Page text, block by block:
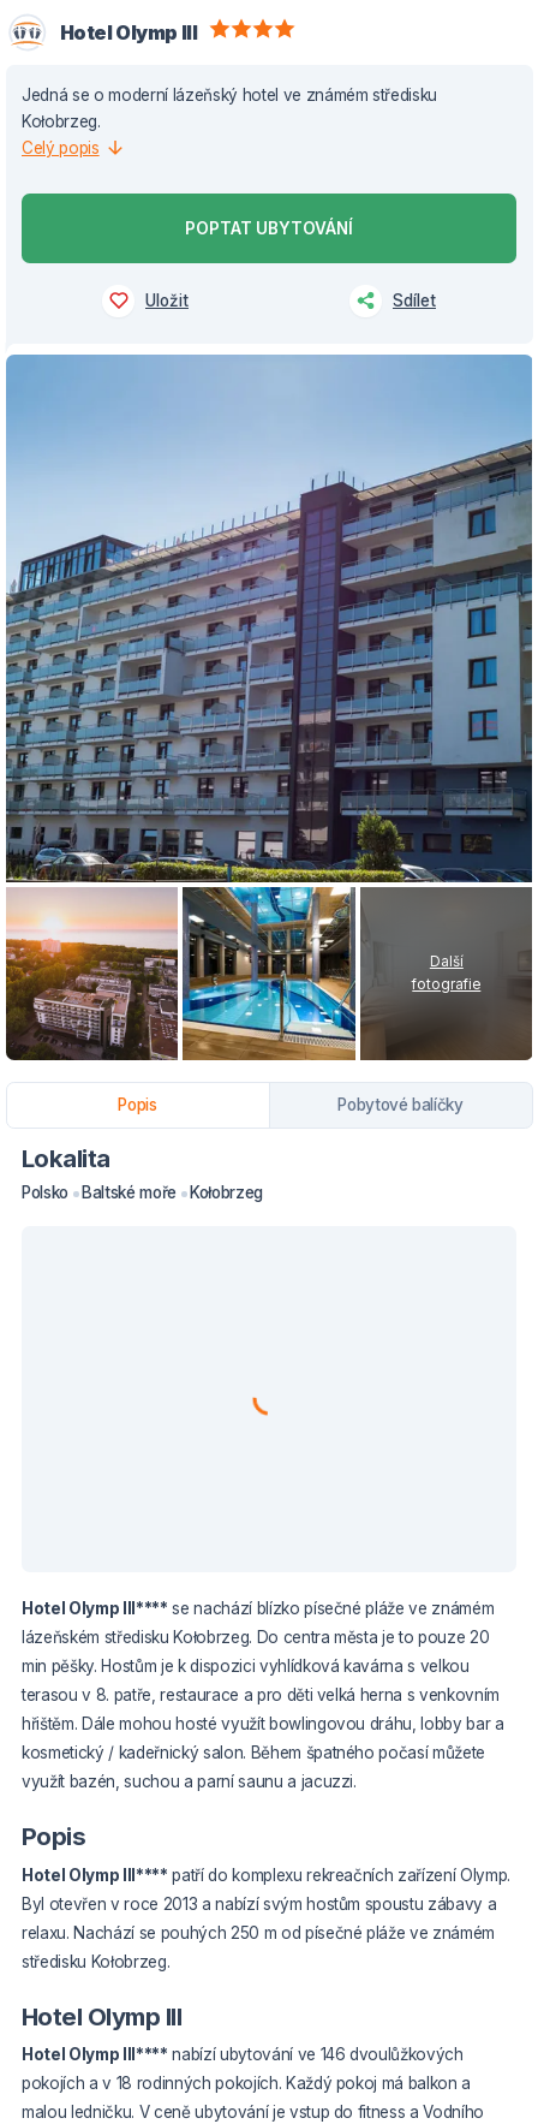
Hotel Olymp III
Jedná se o moderní lázeňský hotel ve známém středisku
Kołobrzeg.
Celý popis
POPTAT UBYTOVÁNÍ
Uložit Sdílet
Další
fotografie
Popis Pobytové balíčky
Lokalita
Polsko Baltské moře Kołobrzeg
Hotel Olymp III**** se nachází blízko písečné pláže ve známém
lázeňském středisku Kołobrzeg. Do centra města je to pouze 20
min pěšky. Hostům je k dispozici vyhlídková kavárna s velkou
terasou v 8. patře, restaurace a pro děti velká herna s venkovním
hřištěm. Dále mohou hosté využít bowlingovou dráhu, lobby bar a
kosmetický / kadeřnický salon. Během špatného počasí můžete
využít bazén, suchou a parní saunu a jacuzzi.
Popis
Hotel Olymp III**** patří do komplexu rekreačních zařízení Olymp.
Byl otevřen v roce 2013 a nabízí svým hostům spoustu zábavy a
relaxu. Nachází se pouhých 250 m od písečné pláže ve známém
středisku Kołobrzeg.
Hotel Olymp III
Hotel Olymp III**** nabízí ubytování ve 146 dvoulůžkových
pokojích a v 18 rodinných pokojích. Každý pokoj má balkon a
malou ledničku. V ceně ubytování je vstup do fitness a Vodního